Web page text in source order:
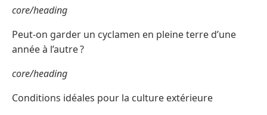
core/heading
Peut-on garder un cyclamen en pleine terre d’une
année à l’autre ?
core/heading
Conditions idéales pour la culture extérieure